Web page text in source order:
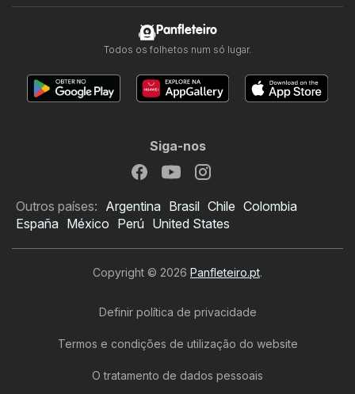
Panfleteiro
Todos os folhetos num só lugar.
Siga-nos
Outros países: Argentina Brasil Chile Colombia
España México Perú United States
Copyright © 2026 Panfleteiro.pt.
Definir política de privacidade
Termos e condições de utilização do website
O tratamento de dados pessoais